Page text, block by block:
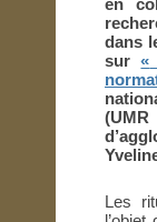
en
dans
sur«
Les